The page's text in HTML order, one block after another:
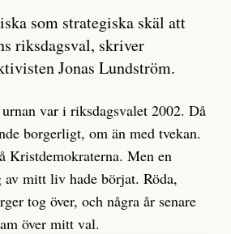
som ETC påstår, ”vad som
utan den bidrar bara till
Det finns inte ett enda bevis
är en infiltratör. Det som läsaren
har ändrat sina politiska åsikter
raderat tidigare innehåll på sina
författare inte förstår sig
och att det tydligen finns
rörelsen som säger saker som
som strategiska skäl att
riksdagsval, skriver
Jonas Lundström.
var i riksdagsvalet 2002. Då
borgerligt, om än med tvekan.
Kristdemokraterna. Men en
mitt liv hade börjat. Röda,
tog över, och några år senare
över mitt val.